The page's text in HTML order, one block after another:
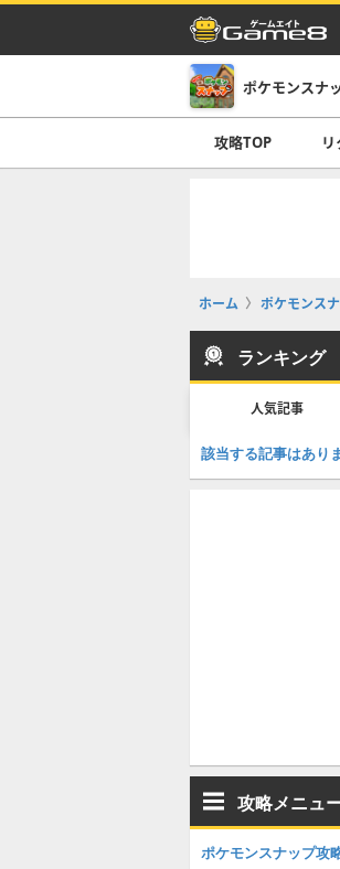
ポケモンスナ
攻略TOP
ホーム ポケモンス
ランキング
人気記事
該当する記事はあり
攻略メニュ
ポケモンスナップ攻